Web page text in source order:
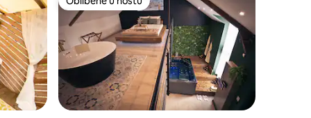
Oblíbené u hostů